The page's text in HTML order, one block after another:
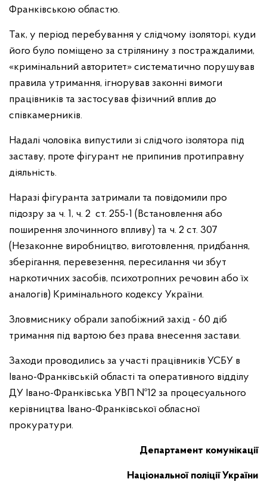
Франківською областю.
Так, у період перебування у слідчому ізоляторі, куди
його було поміщено за стрілянину з постраждалими,
«кримінальний авторитет» систематично порушував
правила утримання, ігнорував законні вимоги
працівників та застосував фізичний вплив до
співкамерників.
Надалі чоловіка випустили зі слідчого ізолятора під
заставу, проте фігурант не припинив протиправну
діяльність.
Наразі фігуранта затримали та повідомили про
підозру за ч. 1, ч. 2 ст. 255-1 (Встановлення або
поширення злочинного впливу) та ч. 2 ст. 307
(Незаконне виробництво, виготовлення, придбання,
зберігання, перевезення, пересилання чи збут
наркотичних засобів, психотропних речовин або їх
аналогів) Кримінального кодексу України.
Зловмиснику обрали запобіжний захід - 60 діб
тримання під вартою без права внесення застави.
Заходи проводились за участі працівників УСБУ в
Івано-Франківській області та оперативного відділу
ДУ Івано-Франківська УВП №12 за процесуального
керівництва Івано-Франківської обласної
прокуратури.
Департамент комунікації
Національної поліції України